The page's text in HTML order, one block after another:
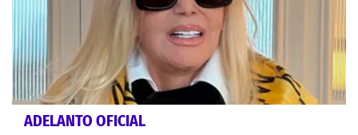
ADELANTO OFICIAL